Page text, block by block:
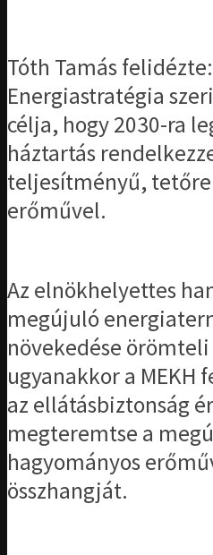
Tóth Tamás
Energiastratégia
célja, hogy 2030-ra
háztartás
teljesítményű,
erőművel.
Az elnökhelyettes
megújuló
növekedése
ugyanakkor a MEKH
az ellátásbiztonság
megteremtse a
hagyományos
összhangját.